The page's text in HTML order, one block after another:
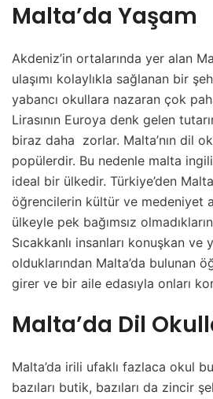
Malta’da Yaşam
Akdeniz’in ortalarında yer alan
ulaşımı kolaylıkla sağlanan bir
yabancı okullara nazaran çok
Lirasının Euroya denk gelen
biraz daha zorlar. Malta’nın dil
popülerdir. Bu nedenle malta
ideal bir ülkedir. Türkiye’den
öğrencilerin kültür ve medeniyet
ülkeyle pek bağımsız
Sıcakkanlı insanları konuşkan ve
olduklarından Malta’da bulunan
girer ve bir aile edasıyla onları
Malta’da Dil
Malta’da irili ufaklı fazlaca okul
bazıları butik, bazıları da zincir